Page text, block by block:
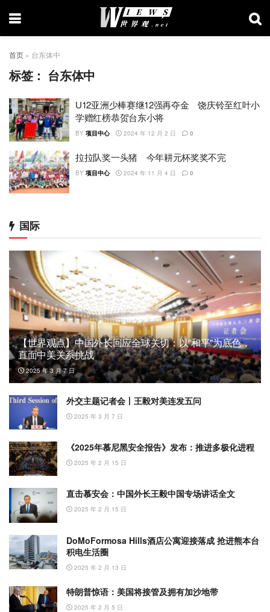
首页 » 台东体中
标签： 台东体中
U12亚洲少棒赛继12强再夺金 饶庆铃至红叶小
学赠红榜恭贺台东小将
BY 项目中心 2024 年 12 月 2 日 0
拉拉队奖一头猪 今年耕元杯奖奖不完
BY 项目中心 2024 年 11 月 4 日 0
国际
【世界观点】中国外长回应全球关切：以”和平”为底色，
直面中美关系挑战
2025 年 3 月 7 日
外交主题记者会丨王毅对美连发五问
2025 年 3 月 7 日
《2025年慕尼黑安全报告》发布：推进多极化进程
2025 年 2 月 15 日
直击慕安会：中国外长王毅中国专场讲话全文
2025 年 2 月 15 日
DoMoFormosa Hills酒店公寓迎接落成 抢进熊本台
积电生活圈
2025 年 2 月 13 日
特朗普惊语：美国将接管及拥有加沙地带
2025 年 2 月 5 日